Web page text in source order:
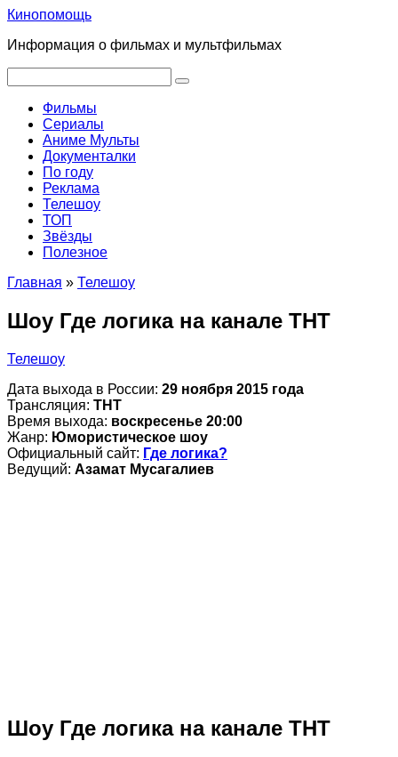
Перейти
контенту
Кинопомощь
Информация о фильмах и мультфильмах
Фильмы
Сериалы
Аниме Мульты
Документалки
По году
Реклама
Телешоу
ТОП
Звёзды
Полезное
Главная » Телешоу
Шоу Где логика на канале ТНТ
Телешоу
Дата выхода в России: 29 ноября 2015 года
Трансляция: ТНТ
Время выхода: воскресенье 20:00
Жанр: Юмористическое шоу
Официальный сайт: Где логика?
Ведущий: Азамат Мусагалиев
Шоу Где логика на канале ТНТ